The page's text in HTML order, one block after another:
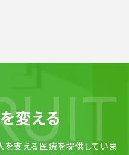
変える
を支える医療を提供していま